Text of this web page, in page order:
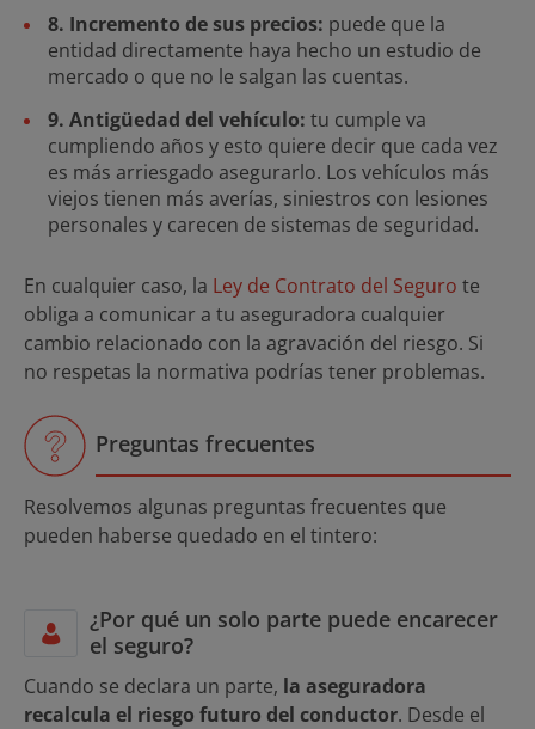
8. Incremento de sus precios: puede que la
entidad directamente haya hecho un estudio de
mercado o que no le salgan las cuentas.
9. Antigüedad del vehículo: tu cumple va
cumpliendo años y esto quiere decir que cada vez
es más arriesgado asegurarlo. Los vehículos más
viejos tienen más averías, siniestros con lesiones
personales y carecen de sistemas de seguridad.
En cualquier caso, la Ley de Contrato del Seguro te
obliga a comunicar a tu aseguradora cualquier
cambio relacionado con la agravación del riesgo. Si
no respetas la normativa podrías tener problemas.
Preguntas frecuentes
Resolvemos algunas preguntas frecuentes que
pueden haberse quedado en el tintero:
¿Por qué un solo parte puede encarecer
el seguro?
Cuando se declara un parte, la aseguradora
recalcula el riesgo futuro del conductor. Desde el